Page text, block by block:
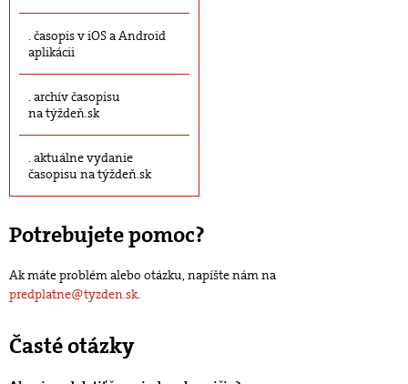
časopis v iOS a Android
aplikácii
archív časopisu
na týždeň.sk
aktuálne vydanie
časopisu na týždeň.sk
Potrebujete pomoc?
Ak máte problém alebo otázku, napíšte nám na
predplatne@tyzden.sk.
Časté otázky